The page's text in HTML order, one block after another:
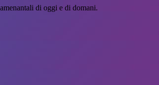
di oggi e di domani.